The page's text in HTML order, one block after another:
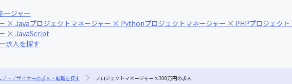
ージャー
× Javaプロジェクトマネージャー × Pythonプロジェクトマネージャー × PHPプロジェク
× JavaScript
求人を探す
ア・デザイナーの求人・転職を探す プロジェクトマネージャー×300万円の求人